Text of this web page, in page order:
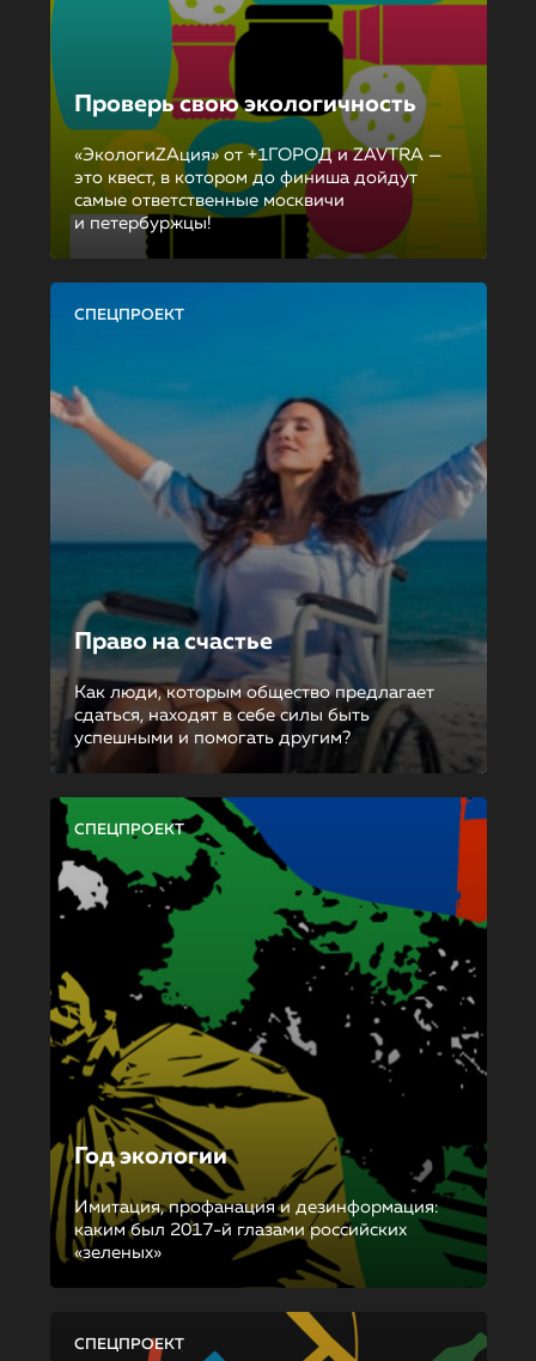
Проверь свою экологичность
«ЭкологиZAция» от +1ГОРОД и ZAVTRA —
это квест, в котором до финиша дойдут
самые ответственные москвичи
и петербуржцы!
СПЕЦПРОЕКТ
Право на счастье
Как люди, которым общество предлагает
сдаться, находят в себе силы быть
успешными и помогать другим?
СПЕЦПРОЕКТ
Год экологии
Имитация, профанация и дезинформация:
каким был 2017-й глазами российских
«зеленых»
СПЕЦПРОЕКТ